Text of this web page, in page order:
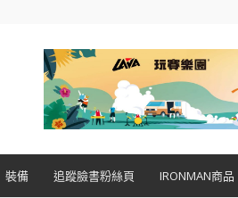
裝備 追蹤臉書粉絲頁 IRONMAN商品